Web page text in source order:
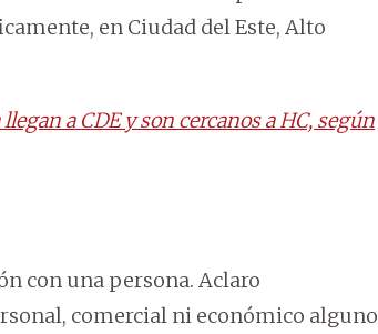
en Ciudad del Este, Alto
a CDE y son cercanos a HC, según
con una persona. Aclaro
comercial ni económico alguno